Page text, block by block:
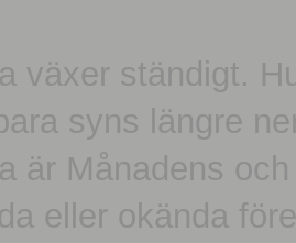
växer ständigt.
syns längre
är Månadens
eller okända